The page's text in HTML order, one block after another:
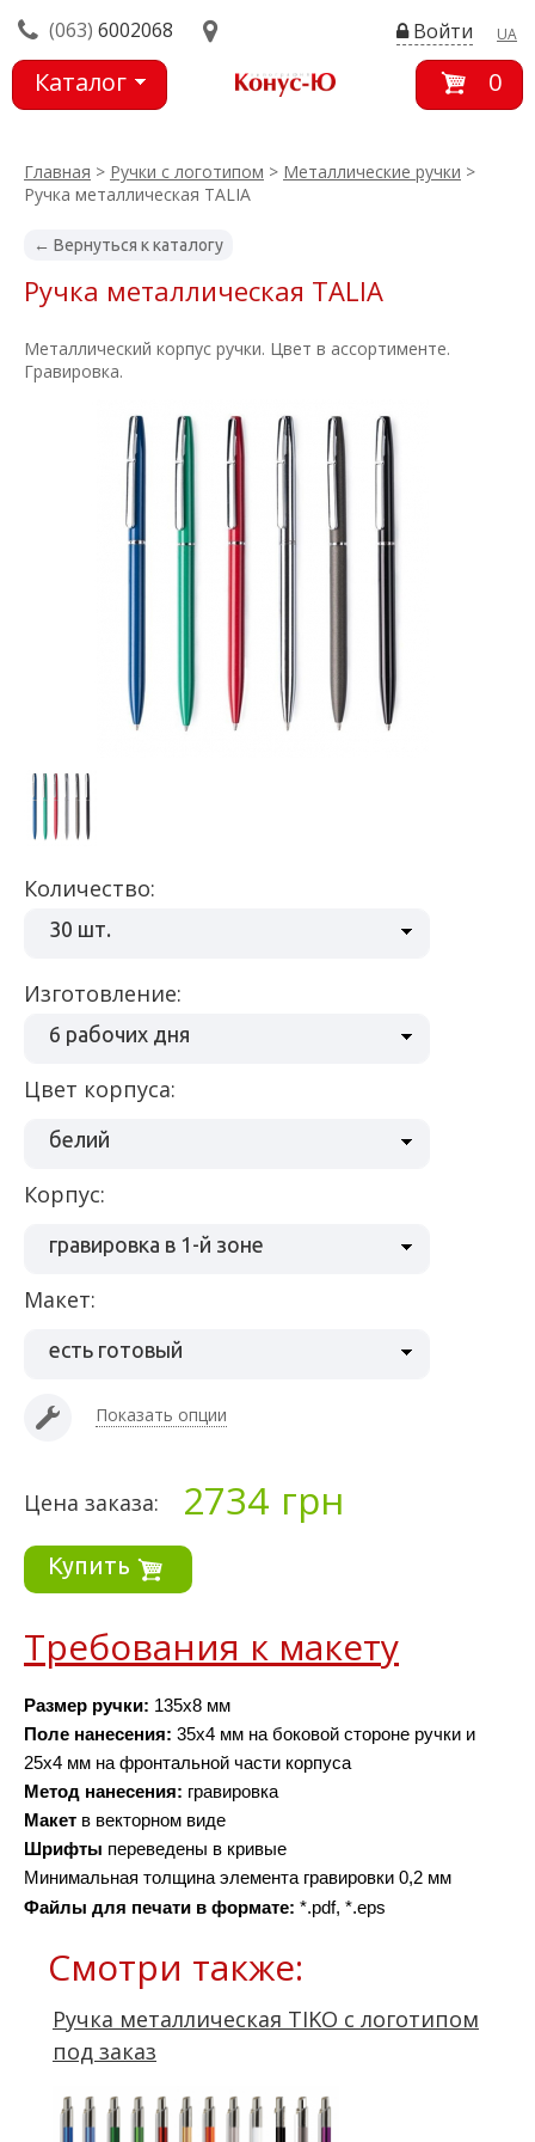
(063) 6002068 UA
Войти
Каталог
0
Главная > Ручки с логотипом > Металлические ручки >
Ручка металлическая TALIA
← Вернуться к каталогу
Ручка металлическая TALIA
Металлический корпус ручки. Цвет в ассортименте.
Гравировка.
Количество:
30 шт.
Изготовление:
6 рабочих дня
Цвет корпуса:
белий
Корпус:
гравировка в 1-й зоне
Макет:
есть готовый
Показать опции
Цена заказа: 2734 грн
Купить
Требования к макету
Размер ручки: 135х8 мм
Поле нанесения: 35x4 мм на боковой стороне ручки и
25x4 мм на фронтальной части корпуса
Метод нанесения: гравировка
Макет в векторном виде
Шрифты переведены в кривые
Минимальная толщина элемента гравировки 0,2 мм
Файлы для печати в формате: *.pdf, *.eps
Смотри также:
Ручка металлическая TIKO с логотипом
под заказ